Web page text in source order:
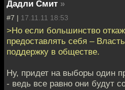
Дадли Смит »
#7 | 17.11.11 18:53
>Но если большинство
предоставлять себя –
поддержку в обществе.
Ну, придет на выборы один
- ведь все равно они будут